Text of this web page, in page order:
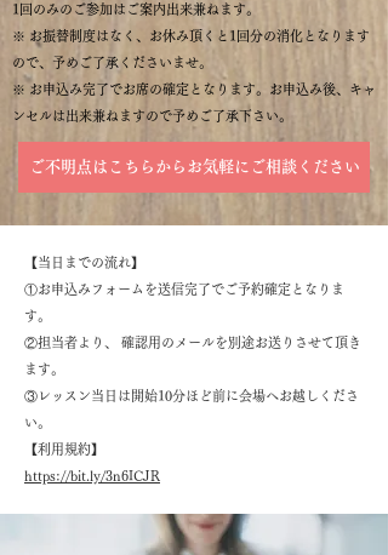
1回のみのご参加はご案内出来兼ねます。
※ お振替制度はなく、お休み頂くと1回分の消化となります
ので、予めご了承くださいませ。
※ お申込み完了でお席の確定となります。お申込み後、キャ
ンセルは出来兼ねますので予めご了承下さい。
ご不明点はこちらからお気軽にご相談ください
​【当日までの流れ】
①お申込みフォームを送信完了でご予約確定となりま
す。
②担当者より、 確認用のメールを別途お送りさせて頂き
ます。
③レッスン当日は開始10分ほど前に会場へお越しくださ
い。
【利用規約】
https://bit.ly/3n6ICJR